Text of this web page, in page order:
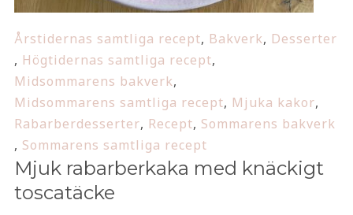
Årstidernas samtliga recept, Bakverk, Desserter
, Högtidernas samtliga recept,
Midsommarens bakverk,
Midsommarens samtliga recept, Mjuka kakor,
Rabarberdesserter, Recept, Sommarens bakverk
, Sommarens samtliga recept
Mjuk rabarberkaka med knäckigt
toscatäcke